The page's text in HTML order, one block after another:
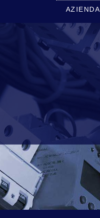
AZIENDA